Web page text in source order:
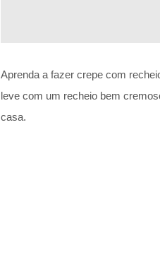
Aprenda a fazer crepe com
leve com um recheio bem
casa.